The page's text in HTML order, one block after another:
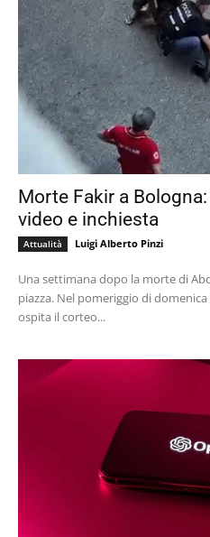
Morte Fakir a
video e inchiesta
Attualità Luigi Alberto Pinzi
Una settimana dopo la morte di
piazza. Nel pomeriggio di
ospita il corteo...